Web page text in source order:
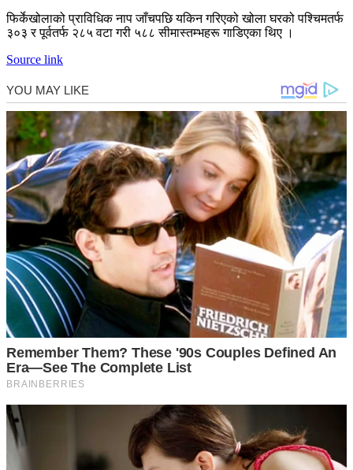
फिर्केखोलाको प्राविधिक नाप जाँचपछि यकिन गरिएको खोला घरको पश्चिमतर्फ
३०३ र पूर्वतर्फ २८५ वटा गरी ५८८ सीमास्तम्भहरू गाडिएका थिए ।
Source link